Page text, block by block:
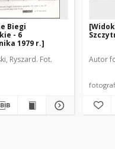
Biegi
- 6
1979 r.]
Ryszard. Fot.
Autor